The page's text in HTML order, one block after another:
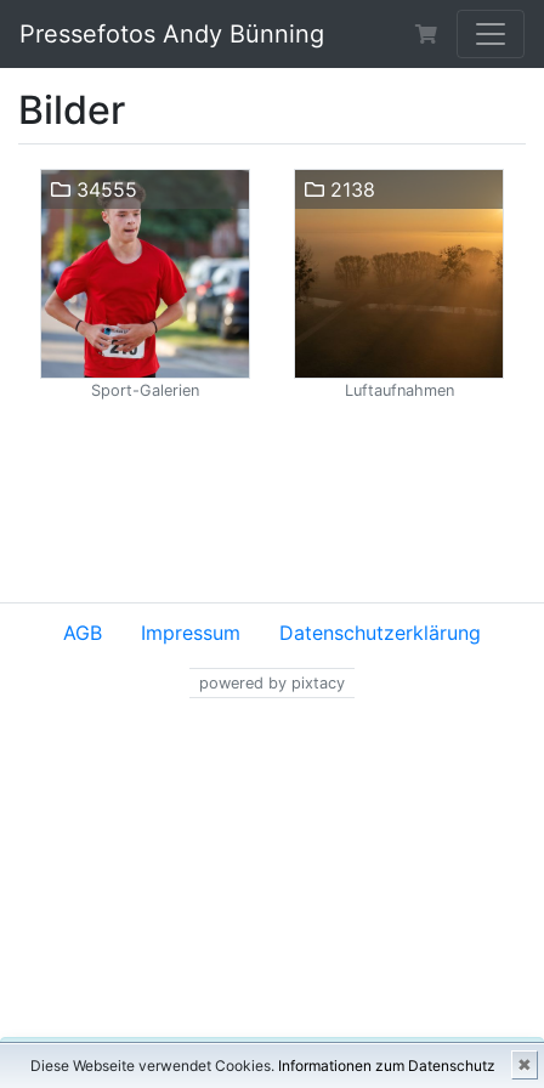
Diese Webseite verwendet Cookies. Informationen zum Datenschutz ✖
Pressefotos Andy Bünning
Bilder
34555
Sport-Galerien
2138
Luftaufnahmen
×
AGB Impressum Datenschutzerklärung
powered by pixtacy